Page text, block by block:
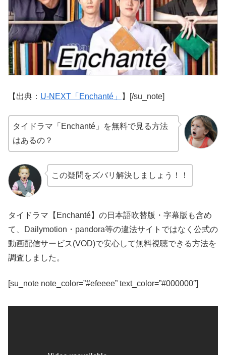
【出典： U-NEXT「Enchanté」 】[/su_note]
タイドラマ「Enchanté」を無料で見る方法
はあるの？
この疑問をズバリ解決しましょう！！
タイドラマ【Enchanté】の日本語吹替版・字幕版も含め
て、Dailymotion・pandora等の違法サイトではなく公式の
動画配信サービス(VOD)で安心して無料視聴できる方法を
調査しました。
[su_note note_color=”#efeeee” text_color=”#000000″]